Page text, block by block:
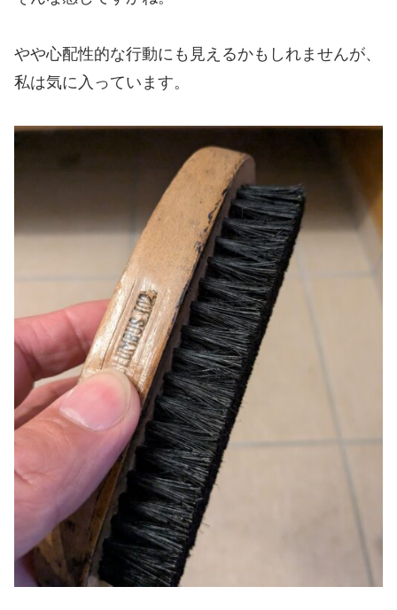
やや心配性的な行動にも見えるかもしれませんが、
私は気に入っています。